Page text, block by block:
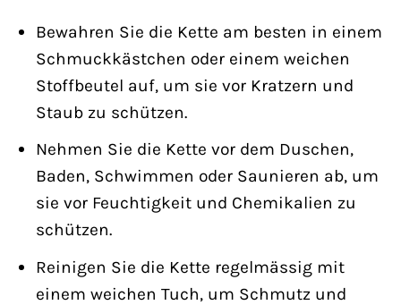
Bewahren Sie die Kette am besten in einem
Schmuckkästchen oder einem weichen
Stoffbeutel auf, um sie vor Kratzern und
Staub zu schützen.
Nehmen Sie die Kette vor dem Duschen,
Baden, Schwimmen oder Saunieren ab, um
sie vor Feuchtigkeit und Chemikalien zu
schützen.
Reinigen Sie die Kette regelmässig mit
einem weichen Tuch, um Schmutz und